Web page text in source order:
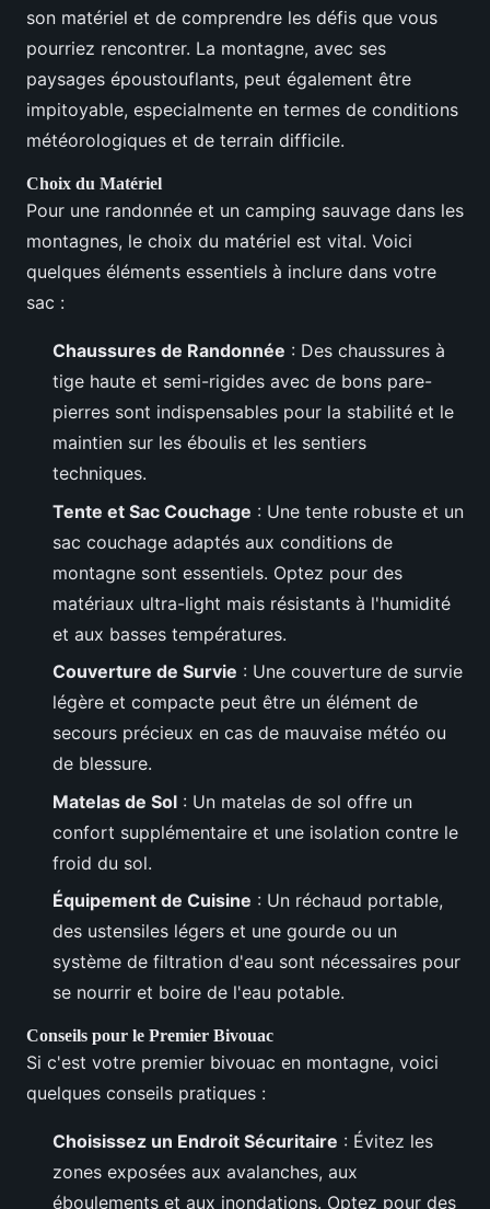
son matériel et de comprendre les défis que vous
pourriez rencontrer. La montagne, avec ses
paysages époustouflants, peut également être
impitoyable, especialmente en termes de conditions
météorologiques et de terrain difficile.
Choix du Matériel
Pour une randonnée et un camping sauvage dans les
montagnes, le choix du matériel est vital. Voici
quelques éléments essentiels à inclure dans votre
sac :
Chaussures de Randonnée : Des chaussures à
tige haute et semi-rigides avec de bons pare-
pierres sont indispensables pour la stabilité et le
maintien sur les éboulis et les sentiers
techniques.
Tente et Sac Couchage : Une tente robuste et un
sac couchage adaptés aux conditions de
montagne sont essentiels. Optez pour des
matériaux ultra-light mais résistants à l'humidité
et aux basses températures.
Couverture de Survie : Une couverture de survie
légère et compacte peut être un élément de
secours précieux en cas de mauvaise météo ou
de blessure.
Matelas de Sol : Un matelas de sol offre un
confort supplémentaire et une isolation contre le
froid du sol.
Équipement de Cuisine : Un réchaud portable,
des ustensiles légers et une gourde ou un
système de filtration d'eau sont nécessaires pour
se nourrir et boire de l'eau potable.
Conseils pour le Premier Bivouac
Si c'est votre premier bivouac en montagne, voici
quelques conseils pratiques :
Choisissez un Endroit Sécuritaire : Évitez les
zones exposées aux avalanches, aux
éboulements et aux inondations. Optez pour des